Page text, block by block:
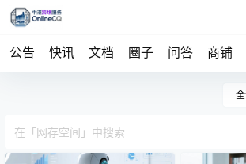
公告 快讯 文档 圈子 问答 商铺